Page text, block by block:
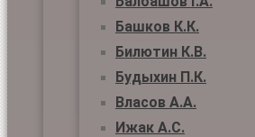
Башков К.К.
Билютин К.В.
Будыхин П.К.
Власов А.А.
Ижак А.С.